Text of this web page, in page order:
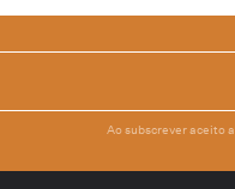
Ao subscrever aceito a